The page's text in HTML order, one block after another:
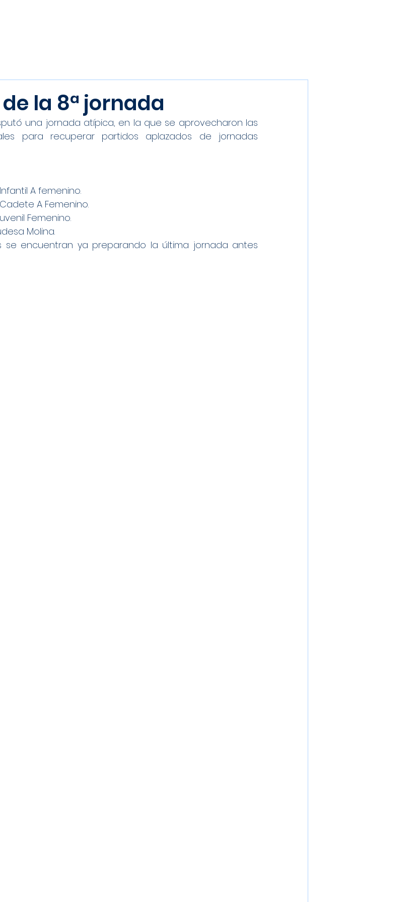
la 8ª jornada
una jornada atípica, en la que se aprovecharon las
para recuperar partidos aplazados de jornadas
A femenino.
A Femenino.
Femenino.
Molina.
se encuentran ya preparando la última jornada antes